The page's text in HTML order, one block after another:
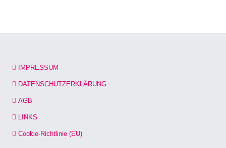
IMPRESSUM
DATENSCHUTZERKLÄRUNG
AGB
LINKS
Cookie-Richtlinie (EU)